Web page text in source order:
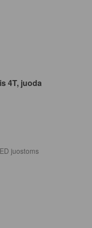
4T, juoda